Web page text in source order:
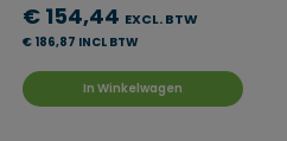
€ 154,44 EXCL. BTW
€ 186,87 INCL BTW
In Winkelwagen